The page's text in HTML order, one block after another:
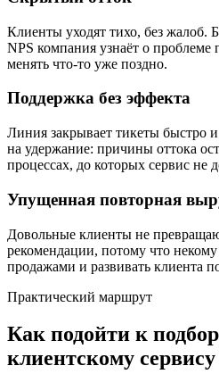
Клиенты уходят тихо, без жалоб.
NPS компания узнаёт о
менять что-то уже поздно.
Поддержка без эффекта
Линия закрывает тикеты быстро
на удержание: причины оттока
процессах, до которых сервис не
Упущенная повторная
Довольные клиенты не
рекомендации, потому что некому
продажами и развивать клиента
Практический маршрут
Как подойти к
клиентскому сервису